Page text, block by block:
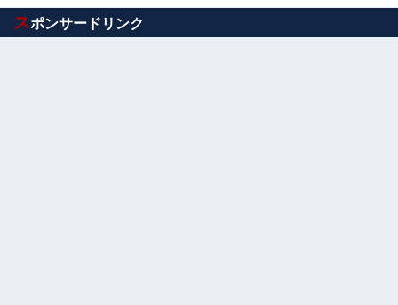
「ワシらが広島県民じゃ」
Powered by livedoor 相互RSS
スポンサードリンク